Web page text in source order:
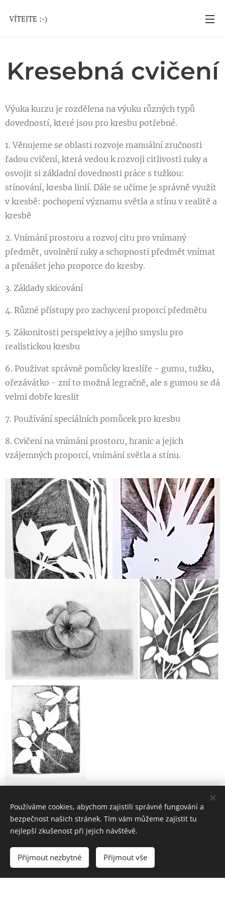
VÍTEJTE :-)
Kresebná cvičení
Výuka kurzu je rozdělena na výuku různých typů
dovedností, které jsou pro kresbu potřebné.
1. Věnujeme se oblasti rozvoje manuální zručnosti
řadou cvičení, která vedou k rozvoji citlivosti ruky a
osvojit si základní dovednosti práce s tužkou:
stínování, kresba linií. Dále se učíme je správně využít
v kresbě: pochopení významu světla a stínu v realitě a
kresbě
2. Vnímání prostoru a rozvoj citu pro vnímaný
předmět, uvolnění ruky a schopnosti předmět vnímat
a přenášet jeho proporce do kresby.
3. Základy skicování
4. Různé přístupy pro zachycení proporcí předmětu
5. Zákonitosti perspektivy a jejího smyslu pro
realistickou kresbu
6. Používat správně pomůcky kreslíře - gumu, tužku,
ořezávátko - zní to možná legračně, ale s gumou se dá
velmi dobře kreslit
7. Používání speciálních pomůcek pro kresbu
8. Cvičení na vnímání prostoru, hranic a jejich
vzájemných proporcí, vnímání světla a stínu.
© 2025 VYTVARNÝ SVĚT Všechna práva vyhrazena.
Vytvořeno službou Webnode
Používáme cookies, abychom zajistili správné fungování a
bezpečnost našich stránek. Tím vám můžeme zajistit tu
nejlepší zkušenost při jejich návštěvě.
Přijmout nezbytné Přijmout vše